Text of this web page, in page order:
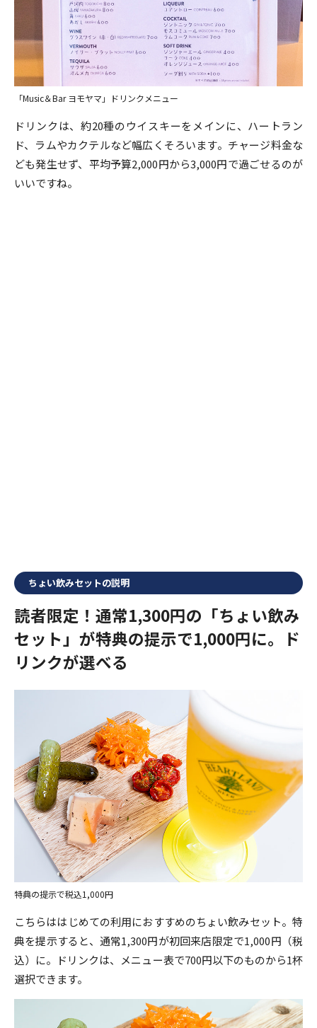
「Music＆Bar ヨモヤマ」ドリンクメニュー
ドリンクは、約20種のウイスキーをメインに、ハートラン
ド、ラムやカクテルなど幅広くそろいます。チャージ料金な
ども発生せず、平均予算2,000円から3,000円で過ごせるのが
いいですね。
ちょい飲みセットの説明
読者限定！通常1,300円の「ちょい飲み
セット」が特典の提示で1,000円に。ド
リンクが選べる
特典の提示で税込1,000円
こちらははじめての利用におすすめのちょい飲みセット。特
典を提示すると、通常1,300円が初回来店限定で1,000円（税
込）に。ドリンクは、メニュー表で700円以下のものから1杯
選択できます。